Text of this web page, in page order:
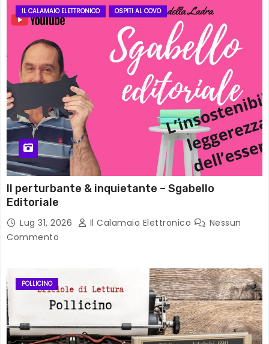
IL CALAMAIO ELETTRONICO OSPITI AL COVO
Il perturbante & inquietante – Sgabello
Editoriale
Lug 31, 2026 Il Calamaio Elettronico
Nessun
Commento
POLLICINO